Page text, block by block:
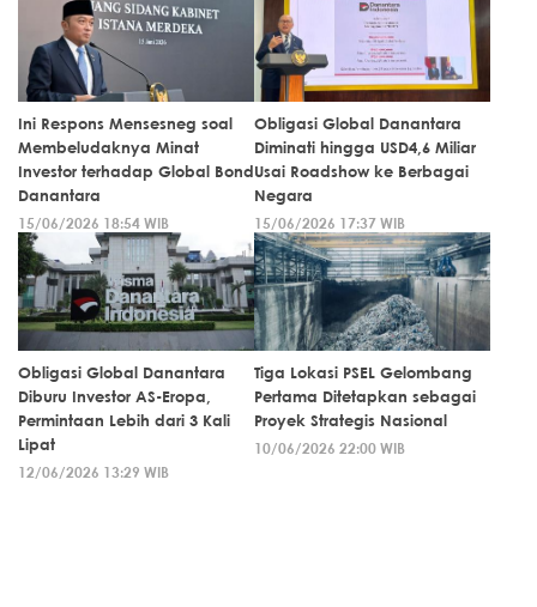
Ini Respons Mensesneg soal
Membeludaknya Minat
Investor terhadap Global Bond
Danantara
15/06/2026 18:54 WIB
Obligasi Global Danantara
Diminati hingga USD4,6 Miliar
Usai Roadshow ke Berbagai
Negara
15/06/2026 17:37 WIB
Obligasi Global Danantara
Diburu Investor AS-Eropa,
Permintaan Lebih dari 3 Kali
Lipat
12/06/2026 13:29 WIB
Tiga Lokasi PSEL Gelombang
Pertama Ditetapkan sebagai
Proyek Strategis Nasional
10/06/2026 22:00 WIB